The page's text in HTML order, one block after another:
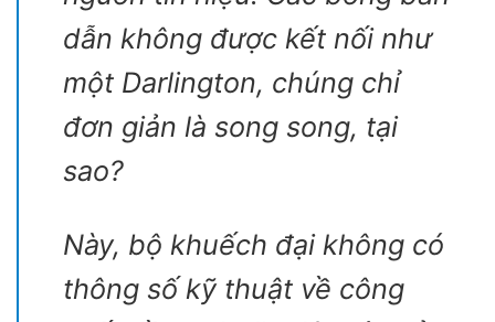
dẫn không được kết nối như
một Darlington, chúng chỉ
đơn giản là song song, tại
sao?
Này, bộ khuếch đại không có
thông số kỹ thuật về công